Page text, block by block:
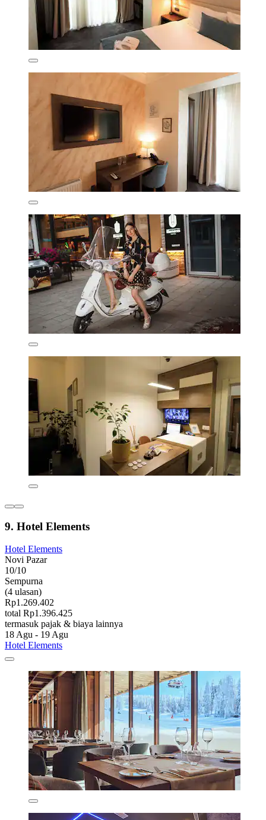
9. Hotel Elements
Hotel Elements
Novi Pazar
10/10
Sempurna
(4 ulasan)
Rp1.269.402
total Rp1.396.425
termasuk pajak & biaya lainnya
18 Agu - 19 Agu
Hotel Elements